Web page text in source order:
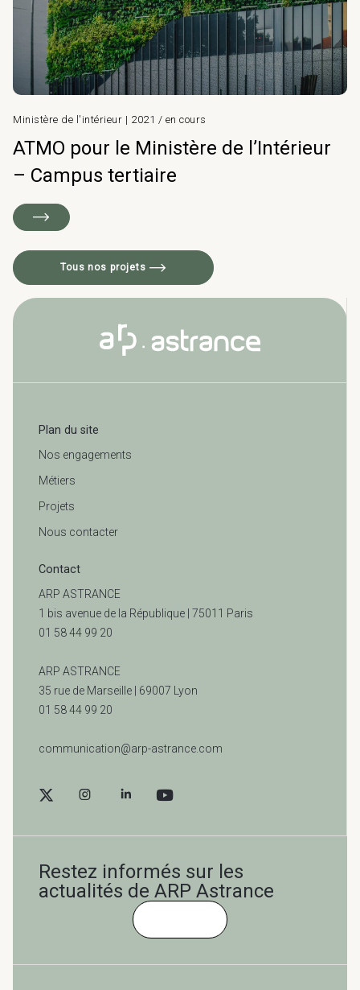
Ministère de l'intérieur | 2021 / en cours
ATMO pour le Ministère de l’Intérieur
– Campus tertiaire
Tous nos projets
Plan du site
Nos engagements
Métiers
Projets
Nous contacter
Contact
ARP ASTRANCE
1 bis avenue de la République | 75011 Paris
01 58 44 99 20
ARP ASTRANCE
35 rue de Marseille | 69007 Lyon
01 58 44 99 20
communication@arp-astrance.com
Restez informés sur les
actualités de ARP Astrance